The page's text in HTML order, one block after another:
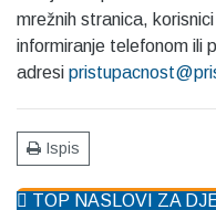
mrežnih stranica,
informiranje telefonom ili
adresi
Ispis
TOP NASLOVI ZA